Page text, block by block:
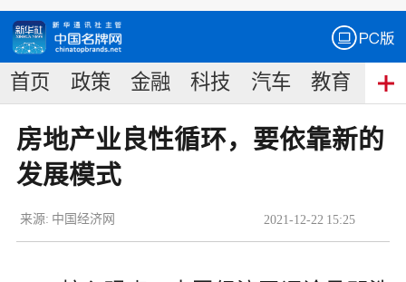
首页 政策 金融 科技 汽车 教育 食
房地产业良性循环，要依靠新的
发展模式
2021-12-22 15:25
来源: 中国经济网